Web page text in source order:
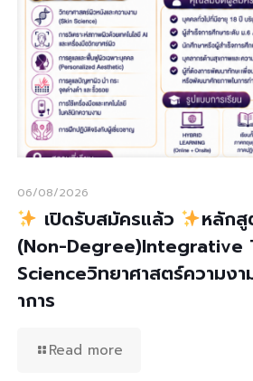
06/08/2026
เปิดรับสมัครแล้ว
หลักสู
(Non-Degree)Integrative
Scienceวิทยาศาสตร์ความง
าการ
Read more